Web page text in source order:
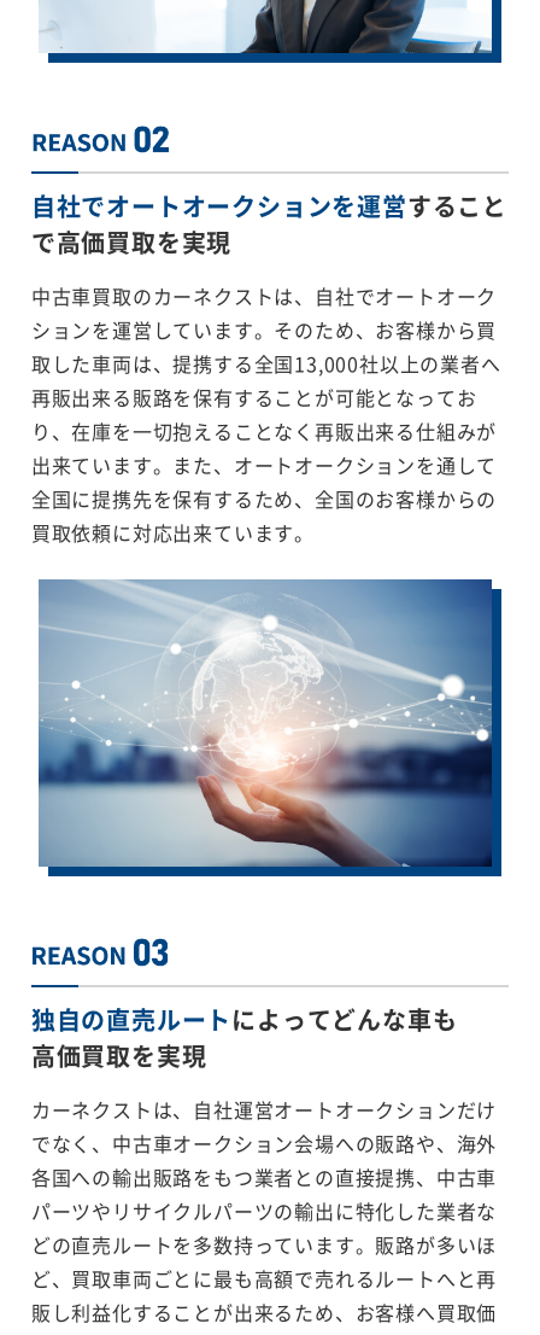
自社でオートオークションを運営すること
で高価買取を実現
中古車買取のカーネクストは、自社でオートオーク
ションを運営しています。そのため、お客様から買
取した車両は、提携する全国13,000社以上の業者へ
再販出来る販路を保有することが可能となってお
り、在庫を一切抱えることなく再販出来る仕組みが
出来ています。また、オートオークションを通して
全国に提携先を保有するため、全国のお客様からの
買取依頼に対応出来ています。
独自の直売ルートによってどんな車も
高価買取を実現
カーネクストは、自社運営オートオークションだけ
でなく、中古車オークション会場への販路や、海外
各国への輸出販路をもつ業者との直接提携、中古車
パーツやリサイクルパーツの輸出に特化した業者な
どの直売ルートを多数持っています。販路が多いほ
ど、買取車両ごとに最も高額で売れるルートへと再
販し利益化することが出来るため、お客様へ買取価